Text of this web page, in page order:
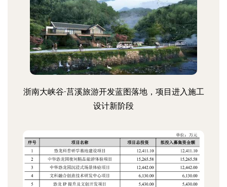
浙南大峡谷-莒溪旅游开发蓝图落地，项目进入施工
设计新阶段